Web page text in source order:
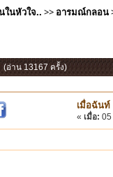
ในหัวใจ.. >> อารมณ์กลอน
อ่าน 13167 ครั้ง)
เมื่อฉันท์
« เมื่อ: 05